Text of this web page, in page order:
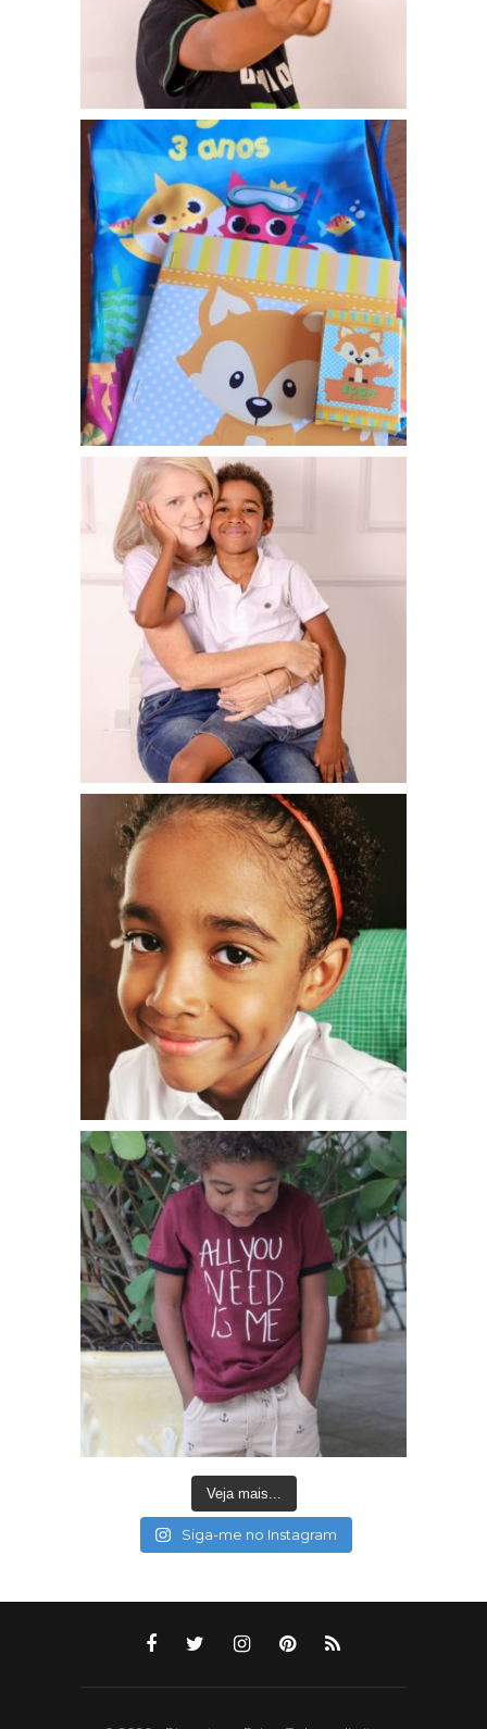
Veja mais...
Siga-me no Instagram